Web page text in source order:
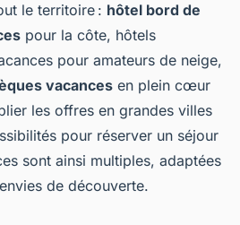
le territoire : hôtel bord de
pour la côte, hôtels
pour amateurs de neige,
vacances en plein cœur
les offres en grandes villes
pour réserver un séjour
sont ainsi multiples, adaptées
de découverte.